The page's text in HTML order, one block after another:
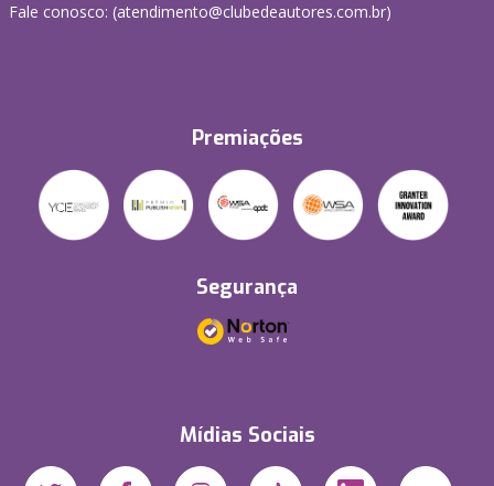
Fale conosco: (atendimento@clubedeautores.com.br)
Premiações
Segurança
Mídias Sociais